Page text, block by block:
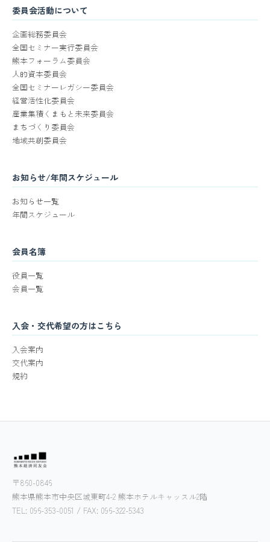
委員会活動について
企画総務委員会
全国セミナー実行委員会
熊本フォーラム委員会
人的資本委員会
全国セミナーレガシー委員会
経営活性化委員会
産業集積くまもと未来委員会
まちづくり委員会
地域共創委員会
お知らせ/年間スケジュール
お知らせ一覧
年間スケジュール
会員名簿
役員一覧
会員一覧
入会・交代希望の方はこちら
入会案内
交代案内
規約
〒860-0846
熊本県熊本市中央区城東町4-2 熊本ホテルキャッスル2階
TEL: 096-353-0051 / FAX: 096-322-5343